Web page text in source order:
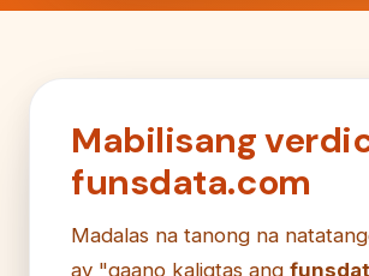
Mabilisang
funsdata.com
Madalas na tanong na
ay "gaano kaligtas ang